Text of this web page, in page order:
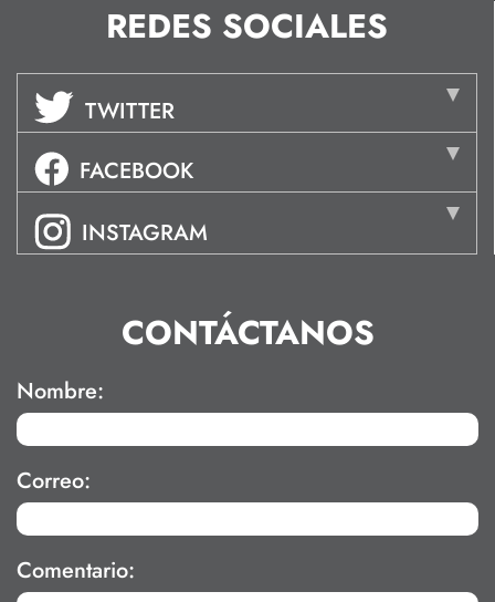
REDES SOCIALES
TWITTER
FACEBOOK
INSTAGRAM
CONTÁCTANOS
Nombre:
Correo:
Comentario: